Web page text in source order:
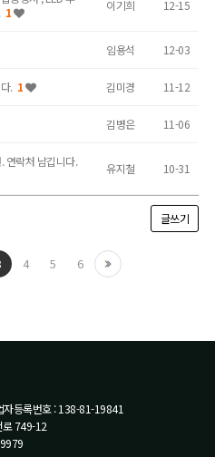
1 이기희 12-15
임용석 12-03
. 1 김미경 11-12
김병은 11-06
연락처 남깁니다. 유지철 10-31
글쓰기
4 5 6
자등록번호 : 138-81-19841
로 749-12